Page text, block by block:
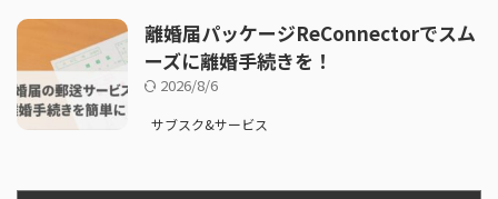
離婚届パッケージReConnectorでスム
ーズに離婚手続きを！
2026/8/6
サブスク&サービス